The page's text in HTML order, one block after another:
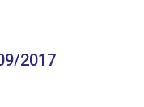
2017